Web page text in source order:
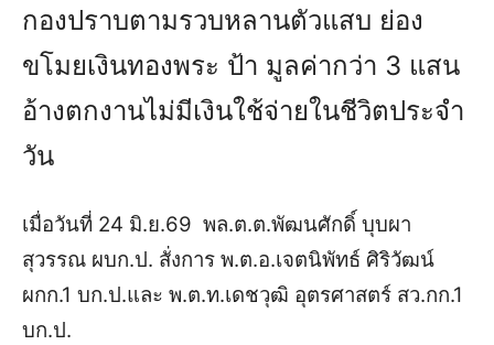
กองปราบตามรวบหลานตัวแสบ ย่อง
ขโมยเงินทองพระ ป้า มูลค่ากว่า 3 แสน
อ้างตกงานไม่มีเงินใช้จ่ายในชีวิตประจำ
วัน
เมื่อวันที่ 24 มิ.ย.69 พล.ต.ต.พัฒนศักดิ์ บุบผา
สุวรรณ ผบก.ป. สั่งการ พ.ต.อ.เจตนิพัทธ์ ศิริวัฒน์
ผกก.1 บก.ป.และ พ.ต.ท.เดชวุฒิ อุตรศาสตร์ สว.กก.1
บก.ป.